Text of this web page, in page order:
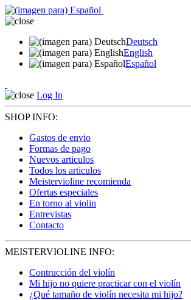
Deutsch
English
Español
Log In
SHOP INFO:
Gastos de envio
Formas de pago
Nuevos articulos
Todos los articulos
Meistervioline recomienda
Ofertas especiales
En torno al violin
Entrevistas
Contacto
MEISTERVIOLINE INFO:
Contrucción del violín
Mi hijo no quiere practicar con el violín
¿Qué tamaño de violín necesita mi hijo?